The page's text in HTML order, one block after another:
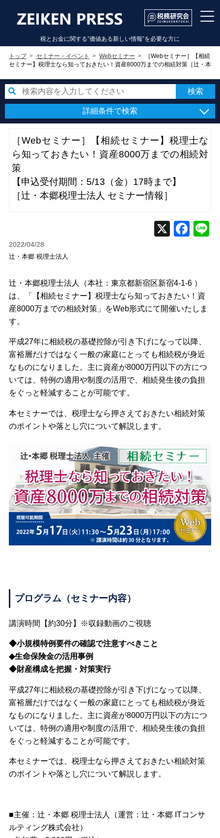
税とお金に関する”価値ある新しい情報”を必要な方に
トップ セミナー・イベント Webセミナー
［Webセミナー］【相続
セミナー】税理士なら知っておきたい！資産8000万までの相続対策［辻・本
詳細条件で検索
［Webセミナー］【相続セミナー】税理士な
ら知っておきたい！資産8000万までの相続対
策
【申込受付期間：5/13（金）17時まで】
［辻・本郷税理士法人 セミナー情報］
2022/04/28
辻・本郷 税理士法人
辻・本郷税理士法人（本社：東京都新宿区新宿4-1-6 ）
は、「【相続セミナー】税理士なら知っておきたい！資
産8000万までの相続対策」をWeb形式にて開催いたしま
す。
平成27年に相続税の基礎控除が引き下げになって以降、
富裕層だけではなく一般の家庭にとっても相続税が身近
なものになりました。主に資産が8000万円以下の方につ
いては、特例の適用や制度の活用で、相続発生後の負担
をぐっと軽減することが可能です。
本セミナーでは、税理士なら押さえておきたい相続対策
のポイントや落とし穴について解説します。
プログラム（セミナー内容）
講演時間【約30分】※収録動画のご視聴
◆小規模特例要件の確認で注意すべきこと
◆生命保険金の活用事例
◆財産構成を把握・対策実行
平成27年に相続税の基礎控除が引き下げになって以降、
富裕層だけではなく一般の家庭にとっても相続税が身近
なものになりました。主に資産が8000万円以下の方につ
いては、特例の適用や制度の活用で、相続発生後の負担
をぐっと軽減することが可能です。
本セミナーでは、税理士なら押さえておきたい相続対策
のポイントや落とし穴について解説します。
■主催：辻・本郷 税理士法人（運営：辻・本郷 ITコンサ
ルティング株式会社）